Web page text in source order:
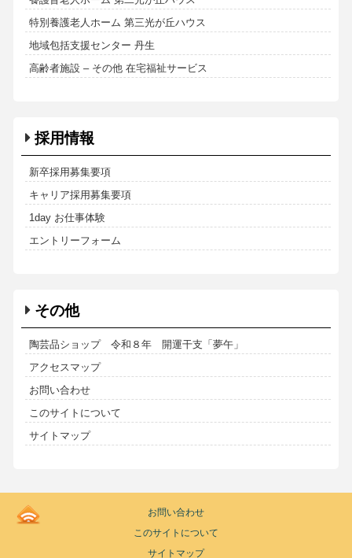
特別養護老人ホーム 第三光が丘ハウス
地域包括支援センター 丹生
高齢者施設 – その他 在宅福祉サービス
採用情報
新卒採用募集要項
キャリア採用募集要項
1day お仕事体験
エントリーフォーム
その他
陶芸品ショップ 令和８年 開運干支「夢午」
アクセスマップ
お問い合わせ
このサイトについて
サイトマップ
Kodoen
お問い合わせ
このサイトについて
サイトマップ